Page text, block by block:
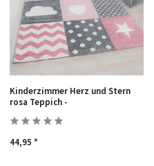
Kinderzimmer Herz und Stern
rosa Teppich -
44,95 *